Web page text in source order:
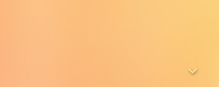
der Wahrheit über das Altern zu stellen.